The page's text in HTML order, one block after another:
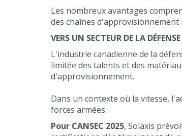
Les nombreux avantages
des chaînes d'approvisionnement
VERS UN SECTEUR DE LA
L'industrie canadienne de la
limitée des talents et des
d'approvisionnement.
Dans un contexte où la vitesse,
forces armées.
Pour CANSEC 2025, Solaxis